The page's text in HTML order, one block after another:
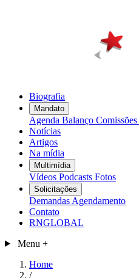
Biografia
Mandato
Agenda Balanço Comissões
Notícias
Artigos
Na mídia
Multimídia
Vídeos Podcasts Fotos
Solicitações
Demandas Agendamento
Contato
RNGLOBAL
Menu +
Home
/